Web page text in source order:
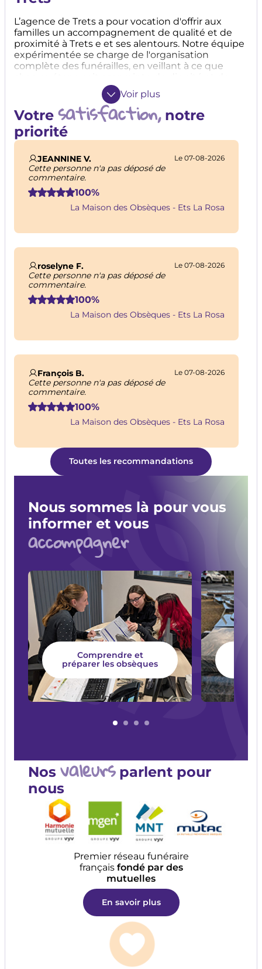
L’agence de Trets a pour vocation d'offrir aux
familles un accompagnement de qualité et de
proximité à Trets e et ses alentours. Notre équipe
expérimentée se charge de l'organisation
complète des funérailles, en veillant à ce que
respect. Forts de notre expérience et de notre
dévouement, nous vous assurons un
accompagnement professionnel et
respectueux. Depuis 1973 les Etablissements La
Rosa accompagnent les familles.
Voir plus
Votre satisfaction,notre
priorité
JEANNINE V. Le 07-08-2026
Cette personne n'a pas déposé de
commentaire.
100%
La Maison des Obsèques - Ets La Rosa
roselyne F. Le 07-08-2026
Cette personne n'a pas déposé de
commentaire.
100%
La Maison des Obsèques - Ets La Rosa
François B. Le 07-08-2026
Cette personne n'a pas déposé de
commentaire.
100%
La Maison des Obsèques - Ets La Rosa
Toutes les recommandations
Nous sommes là pour vous
informer et vous
accompagner
Comprendre et
préparer les obsèques
Nos valeursparlent pour
nous
Premier réseau funéraire
français fondé par des
mutuelles
En savoir plus